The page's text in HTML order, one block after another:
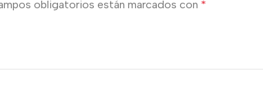
obligatorios están marcados con *